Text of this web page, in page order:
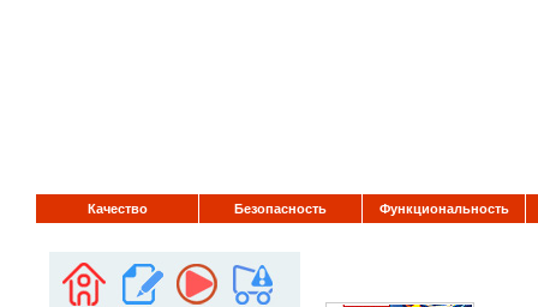
Качество Безопасность Функциональность